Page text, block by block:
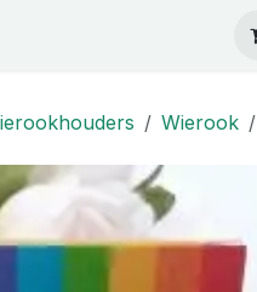
Wierook